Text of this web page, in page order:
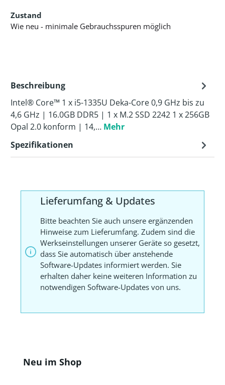
Zustand
Wie neu - minimale Gebrauchsspuren möglich
Beschreibung
Intel® Core™ 1 x i5-1335U Deka-Core 0,9 GHz bis zu
4,6 GHz | 16.0GB DDR5 | 1 x M.2 SSD 2242 1 x 256GB
Opal 2.0 konform | 14,… Mehr
Spezifikationen
Lieferumfang & Updates
Bitte beachten Sie auch unsere ergänzenden
Hinweise zum Lieferumfang. Zudem sind die
Werkseinstellungen unserer Geräte so gesetzt,
dass Sie automatisch über anstehende
Software-Updates informiert werden. Sie
erhalten daher keine weiteren Information zu
notwendigen Software-Updates von uns.
Produktgalerie überspringen
Neu im Shop